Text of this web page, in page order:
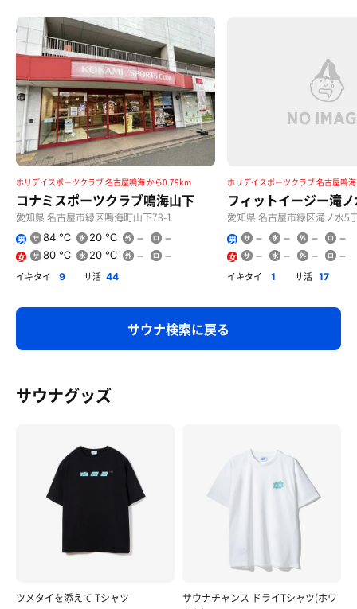
ホリデイスポーツクラブ 名古屋鳴海 から0.79km
コナミスポーツクラブ鳴海山下
愛知県 名古屋市緑区鳴海町山下78-1
男 84 ℃ 20 ℃
女 80 ℃ 20 ℃
イキタイ 9 サ活 44
ホリデイスポーツクラブ 名古屋鳴
フィットイージー滝
愛知県 名古屋市緑区滝ノ水5
男
女
イキタイ 1 サ活 17
サウナ検索に戻る
サウナグッズ
ツメタイを添えて Tシャツ
サウナチャンス ドライTシャツ(ホワ